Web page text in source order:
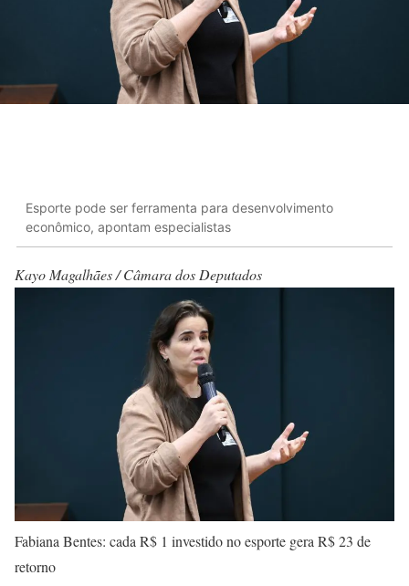
Esporte pode ser ferramenta para desenvolvimento
econômico, apontam especialistas
Kayo Magalhães / Câmara dos Deputados
Fabiana Bentes: cada R$ 1 investido no esporte gera R$ 23 de
retorno